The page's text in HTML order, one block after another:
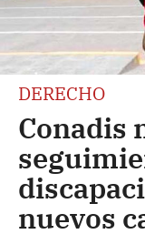
DERECHO
Conadis
nuevos